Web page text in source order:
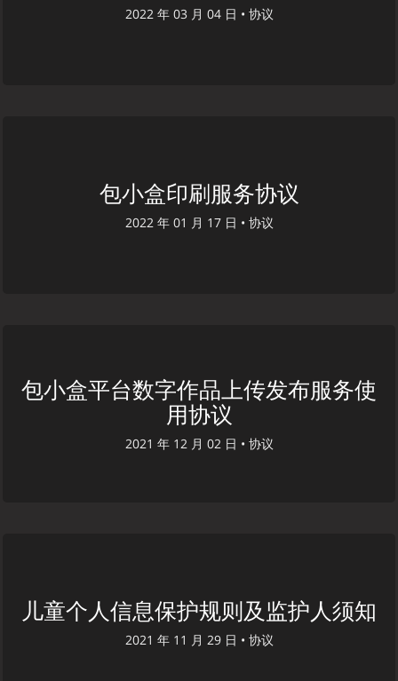
2022 年 03 月 04 日 • 协议
包小盒印刷服务协议
2022 年 01 月 17 日 • 协议
包小盒平台数字作品上传发布服务使
用协议
2021 年 12 月 02 日 • 协议
儿童个人信息保护规则及监护人须知
2021 年 11 月 29 日 • 协议